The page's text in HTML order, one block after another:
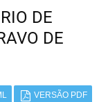
DE
DE
VERSÃO PDF